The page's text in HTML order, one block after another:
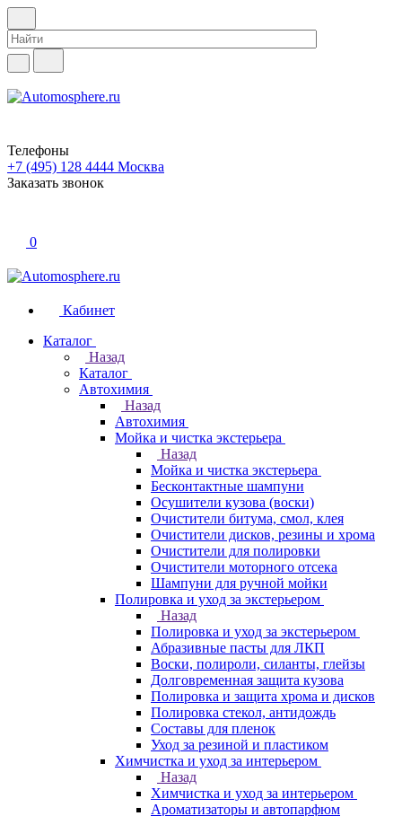
Телефоны
+7 (495) 128 4444 Москва
Заказать звонок
0
Кабинет
Каталог
Назад
Каталог
Автохимия
Назад
Автохимия
Мойка и чистка экстерьера
Назад
Мойка и чистка экстерьера
Бесконтактные шампуни
Осушители кузова (воски)
Очистители битума, смол, клея
Очистители дисков, резины и хрома
Очистители для полировки
Очистители моторного отсека
Шампуни для ручной мойки
Полировка и уход за экстерьером
Назад
Полировка и уход за экстерьером
Абразивные пасты для ЛКП
Воски, полироли, силанты, глейзы
Долговременная защита кузова
Полировка и защита хрома и дисков
Полировка стекол, антидождь
Составы для пленок
Уход за резиной и пластиком
Химчистка и уход за интерьером
Назад
Химчистка и уход за интерьером
Ароматизаторы и автопарфюм